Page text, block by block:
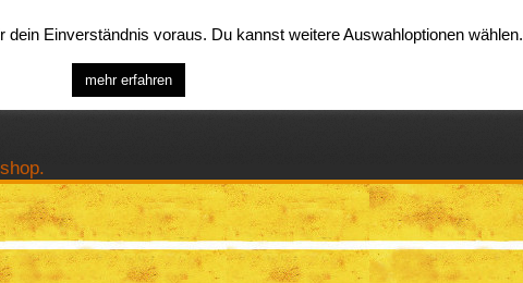
Einverständnis voraus. Du kannst weitere Auswahloptionen wählen.
mehr erfahren